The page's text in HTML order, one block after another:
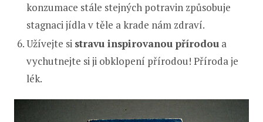
konzumace stále stejných potravin způsobuje
stagnaci jídla v těle a krade nám zdraví.
Užívejte si stravu inspirovanou přírodou a
vychutnejte si ji obklopení přírodou! Příroda je
lék.